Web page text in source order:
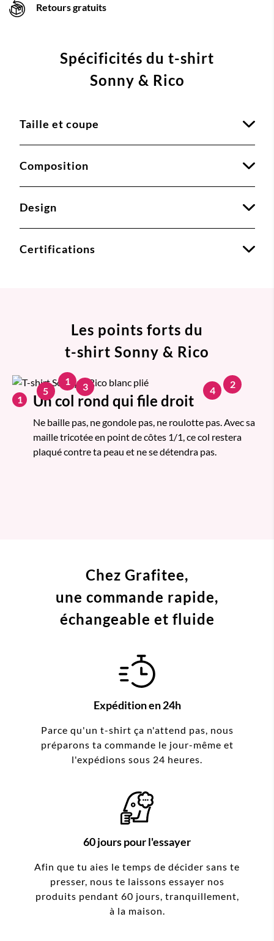
Retours gratuits
Spécificités du t-shirt
Sonny & Rico
Taille et coupe
Composition
Design
Certifications
Les points forts du
t-shirt Sonny & Rico
1 Un col rond qui file droit
Ne baille pas, ne gondole pas, ne roulotte pas. Avec sa
maille tricotée en point de côtes 1/1, ce col restera
plaqué contre ta peau et ne se détendra pas.
1 2
3 4
5
Chez Grafitee,
une commande rapide,
échangeable et fluide
Expédition en 24h
Parce qu'un t-shirt ça n'attend pas, nous
préparons ta commande le jour-même et
l'expédions sous 24 heures.
60 jours pour l'essayer
Afin que tu aies le temps de décider sans te
presser, nous te laissons essayer nos
produits pendant 60 jours, tranquillement,
à la maison.